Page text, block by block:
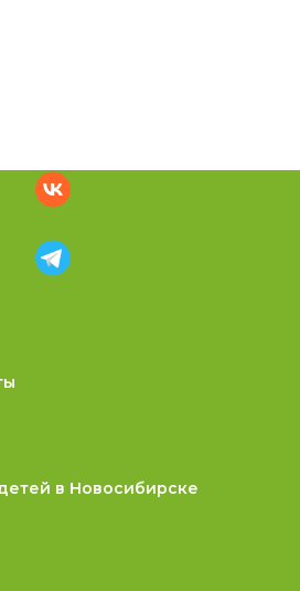
в Новосибирске